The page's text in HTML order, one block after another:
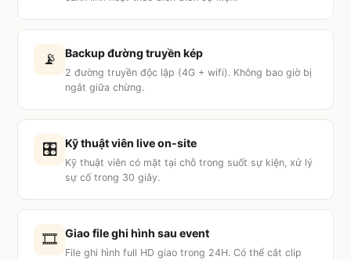
📡 Backup đường truyền kép
2 đường truyền độc lập (4G + wifi). Không bao giờ bị
ngắt giữa chừng.
🎛️ Kỹ thuật viên live on-site
Kỹ thuật viên có mặt tại chỗ trong suốt sự kiện, xử lý
sự cố trong 30 giây.
🎞️ Giao file ghi hình sau event
File ghi hình full HD giao trong 24H. Có thể cắt clip